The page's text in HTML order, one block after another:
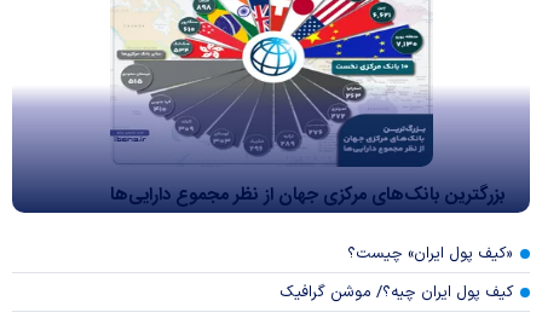
بزرگترین بانک‌های مرکزی جهان از نظر مجموع دارایی‌ها
«کیف پول ایران» چیست؟
کیف پول ایران چیه؟/ موشن گرافیک